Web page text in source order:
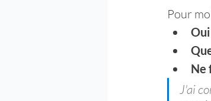
Pour
Ne
J'ai